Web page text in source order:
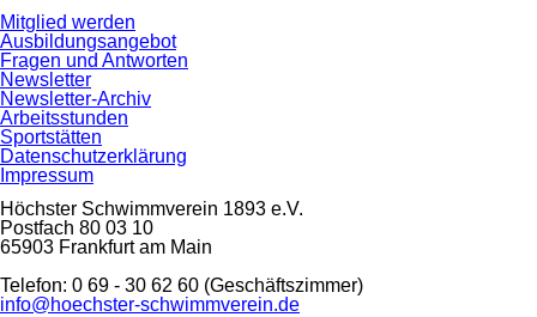
Navigation
überspringen
Mitglied werden
Ausbildungsangebot
Fragen und Antworten
Newsletter
Newsletter-Archiv
Arbeitsstunden
Sportstätten
Datenschutzerklärung
Impressum
Höchster Schwimmverein 1893 e.V.
Postfach 80 03 10
65903 Frankfurt am Main
Telefon: 0 69 - 30 62 60 (Geschäftszimmer)
info@hoechster-schwimmverein.de